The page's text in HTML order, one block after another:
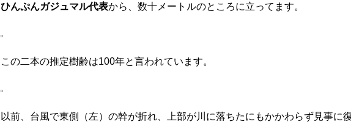
ひんぷんガジュマル代表から、数十メートルのところに立ってます。
この二本の推定樹齢は100年と言われています。
以前、台風で東側（左）の幹が折れ、上部が川に落ちたにもかかわらず見事に